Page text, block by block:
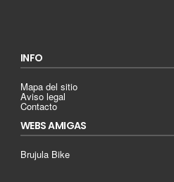
INFO
Mapa del sitio
Aviso legal
Contacto
WEBS AMIGAS
Brujula Bike